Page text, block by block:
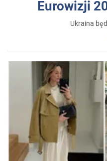
Eurowizji
Ukraina